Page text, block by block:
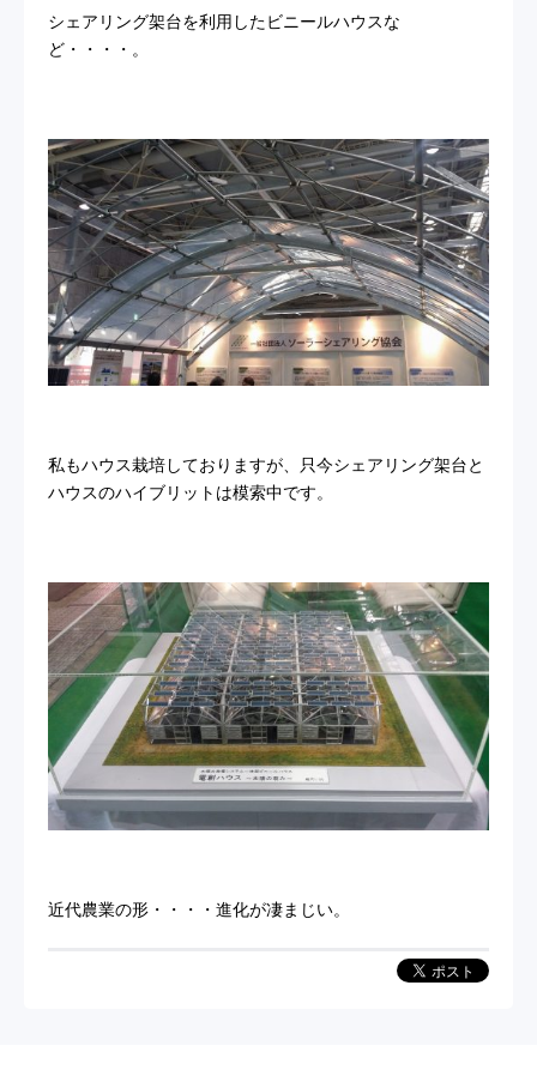
シェアリング架台を利用したビニールハウスな
ど・・・・。
私もハウス栽培しておりますが、只今シェアリング架台と
ハウスのハイブリットは模索中です。
近代農業の形・・・・進化が凄まじい。